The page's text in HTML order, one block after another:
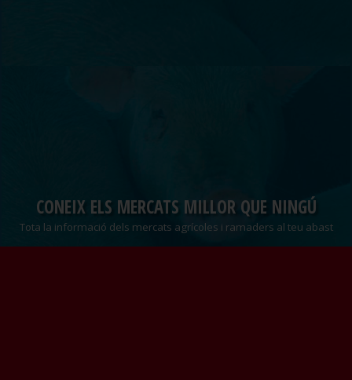
CONEIX ELS MERCATS MILLOR QUE NINGÚ
Tota la informació dels mercats agrícoles i ramaders al teu abast